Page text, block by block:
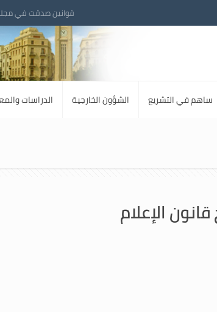
قوانين صدقت في
ساهم في التشريع الشؤون الخارجية الدراسات
الإعلام